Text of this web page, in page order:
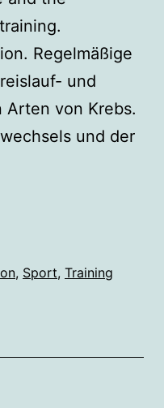
Regelmäßige
und
von Krebs.
und der
, Sport, Training